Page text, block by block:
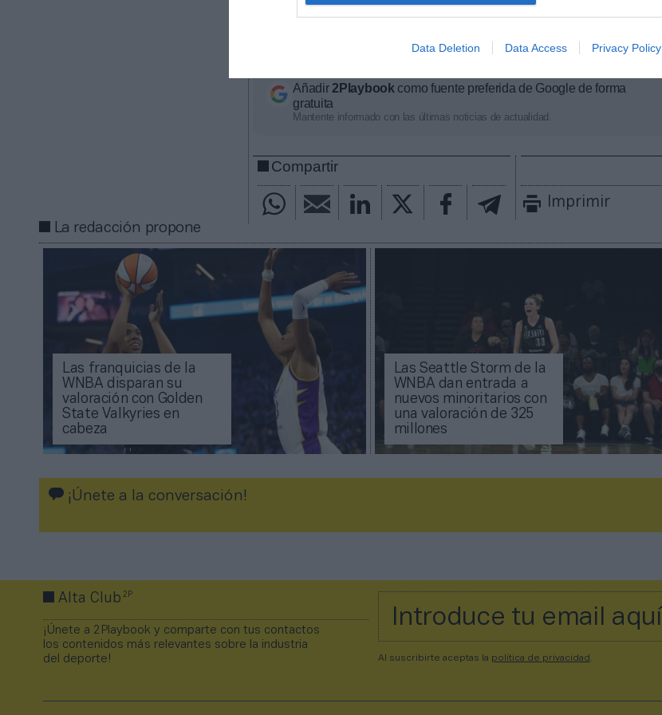
Data Deletion Data Access Privacy Policy
Añadir2Playbook como fuente preferida de Google de forma
gratuita
Mantente informado con las últimas noticias de actualidad.
Compartir
Imprimir
La redacción propone
Las franquicias de la
WNBA disparan su
valoración con Golden
State Valkyries en
cabeza
Las Seattle Storm de la
WNBA dan entrada a
nuevos minoritarios con
una valoración de 325
millones
¡Únete a la conversación!
Alta Club2P
¡Únete a 2Playbook y comparte con tus contactos
los contenidos más relevantes sobre la industria
del deporte!
Al suscribirte aceptas la política de privacidad